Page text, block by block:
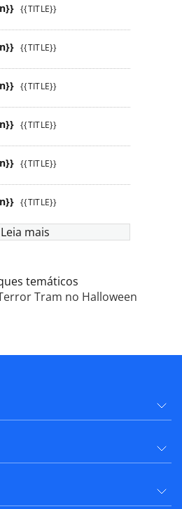
{{TITLE}}
{{TITLE}}
{{TITLE}}
{{TITLE}}
{{TITLE}}
{{TITLE}}
Leia mais
temáticos
Tram no Halloween